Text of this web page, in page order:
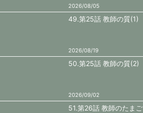
2026/08/05
49.第25話 教師の質(1)
2026/08/19
50.第25話 教師の質(2)
2026/09/02
51.第26話 教師のたまご